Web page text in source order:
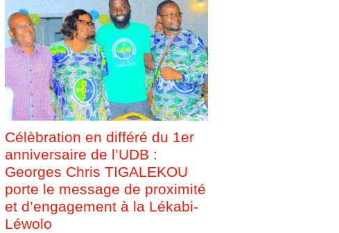
Célèbration en différé du 1er
anniversaire de l’UDB :
Georges Chris TIGALEKOU
porte le message de proximité
et d’engagement à la Lékabi-
Léwolo